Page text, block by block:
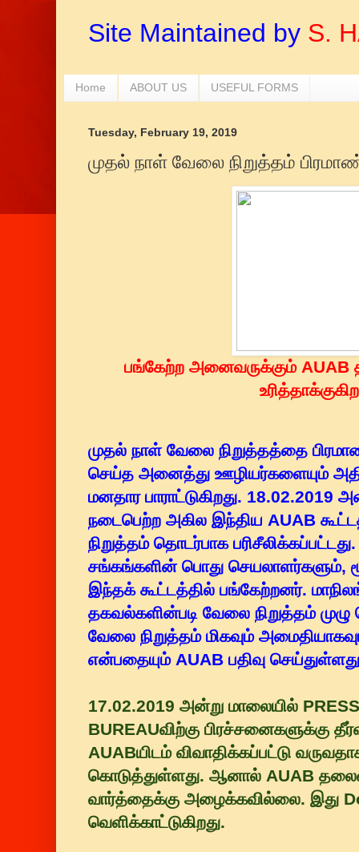
Site Maintained by S.
Home ABOUT US USEFUL FORMS
Tuesday, February 19, 2019
முதல் நாள் வேலை நிறுத்தம்
பங்கேற்ற அனைவருக்கும்
முதல் நாள் வேலை நிறுத்தத்தை
செய்த அனைத்து ஊழியர்களையும்
மனதார பாராட்டுகிறது. 18.02.2019
நடைபெற்ற அகில இந்திய AUAB
நிறுத்தம் தொடர்பாக
சங்கங்களின் பொது செயலாளர்களும்,
இந்தக் கூட்டத்தில் பங்கேற்றனர்.
தகவல்களின்படி வேலை நிறுத்தம்
வேலை நிறுத்தம் மிகவும்
என்பதையும் AUAB பதிவு
17.02.2019 அன்று மாலையில்
BUREAUவிற்கு பிரச்சனைகளுக்கு
AUABயிடம் விவாதிக்கப்பட்டு
கொடுத்துள்ளது. ஆனால் AUAB
வார்த்தைக்கு அழைக்கவில்லை. இது
வெளிக்காட்டுகிறது.